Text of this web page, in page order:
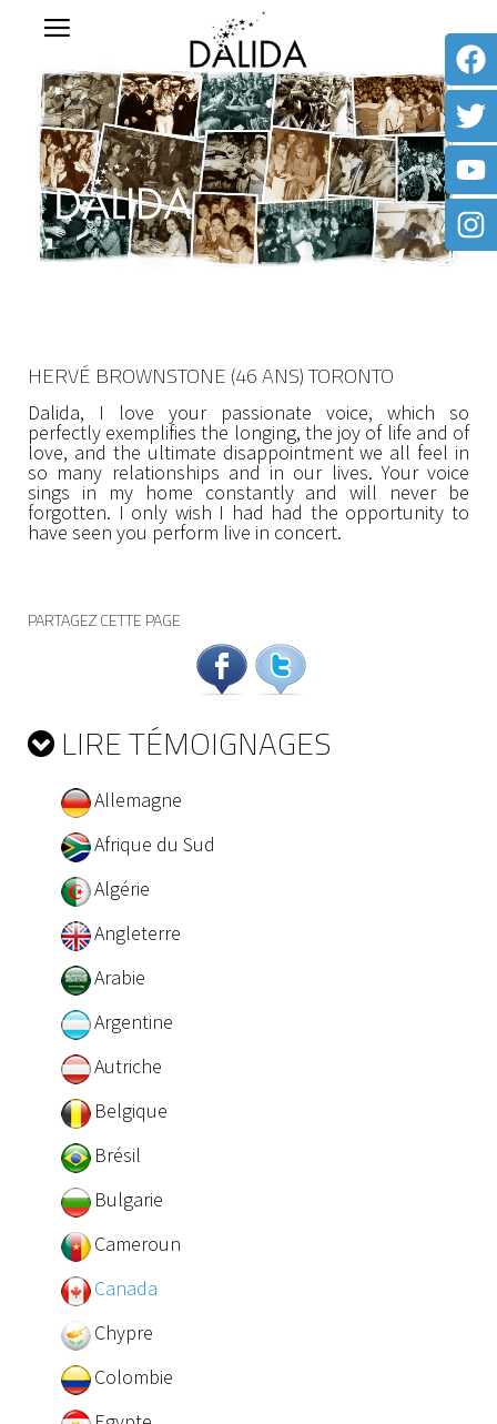
HERVÉ BROWNSTONE (46 ANS) TORONTO
Dalida, I love your passionate voice, which so
perfectly exemplifies the longing, the joy of life and of
love, and the ultimate disappointment we all feel in
so many relationships and in our lives. Your voice
sings in my home constantly and will never be
forgotten. I only wish I had had the opportunity to
have seen you perform live in concert.
PARTAGEZ CETTE PAGE
LIRE TÉMOIGNAGES
Allemagne
Afrique du Sud
Algérie
Angleterre
Arabie
Argentine
Autriche
Belgique
Brésil
Bulgarie
Cameroun
Canada
Chypre
Colombie